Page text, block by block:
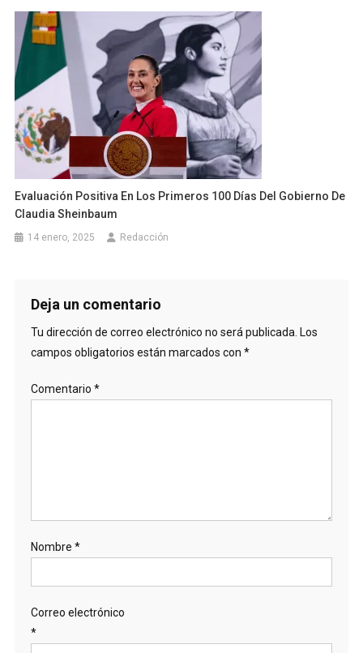
Evaluación Positiva En Los Primeros 100 Días Del Gobierno De
Claudia Sheinbaum
14 enero, 2025 Redacción
Deja un comentario
Tu dirección de correo electrónico no será publicada. Los
campos obligatorios están marcados con *
Comentario *
Nombre *
Correo electrónico
*